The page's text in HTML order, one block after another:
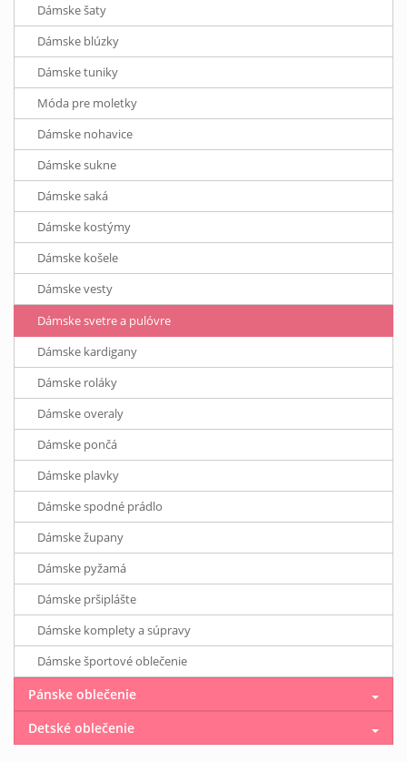
Dámske šaty
Dámske blúzky
Dámske tuniky
Móda pre moletky
Dámske nohavice
Dámske sukne
Dámske saká
Dámske kostýmy
Dámske košele
Dámske vesty
Dámske svetre a pulóvre
Dámske kardigany
Dámske roláky
Dámske overaly
Dámske pončá
Dámske plavky
Dámske spodné prádlo
Dámske župany
Dámske pyžamá
Dámske pršiplášte
Dámske komplety a súpravy
Dámske športové oblečenie
Pánske oblečenie
Detské oblečenie